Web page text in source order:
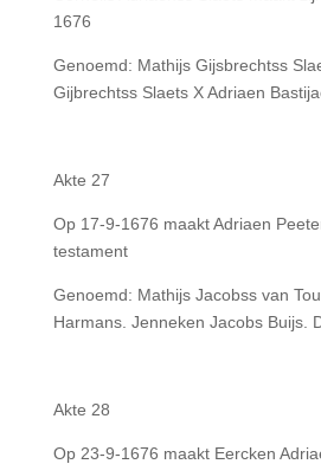
1676
Genoemd: Mathijs Gijsbrechtss
Gijbrechtss Slaets X Adriaen
Akte 27
Op 17-9-1676 maakt Adriaen
testament
Genoemd: Mathijs Jacobss van
Harmans. Jenneken Jacobs Buijs.
Akte 28
Op 23-9-1676 maakt Eercken